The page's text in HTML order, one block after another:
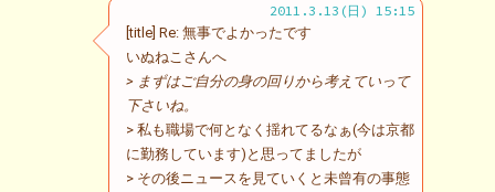
2011.3.13(日) 15:15
[title] Re: 無事でよかったです
いぬねこさんへ
> まずはご自分の身の回りから考えていって
下さいね。
> 私も職場で何となく揺れてるなぁ(今は京都
に勤務しています)と思ってましたが
> その後ニュースを見ていくと未曾有の事態